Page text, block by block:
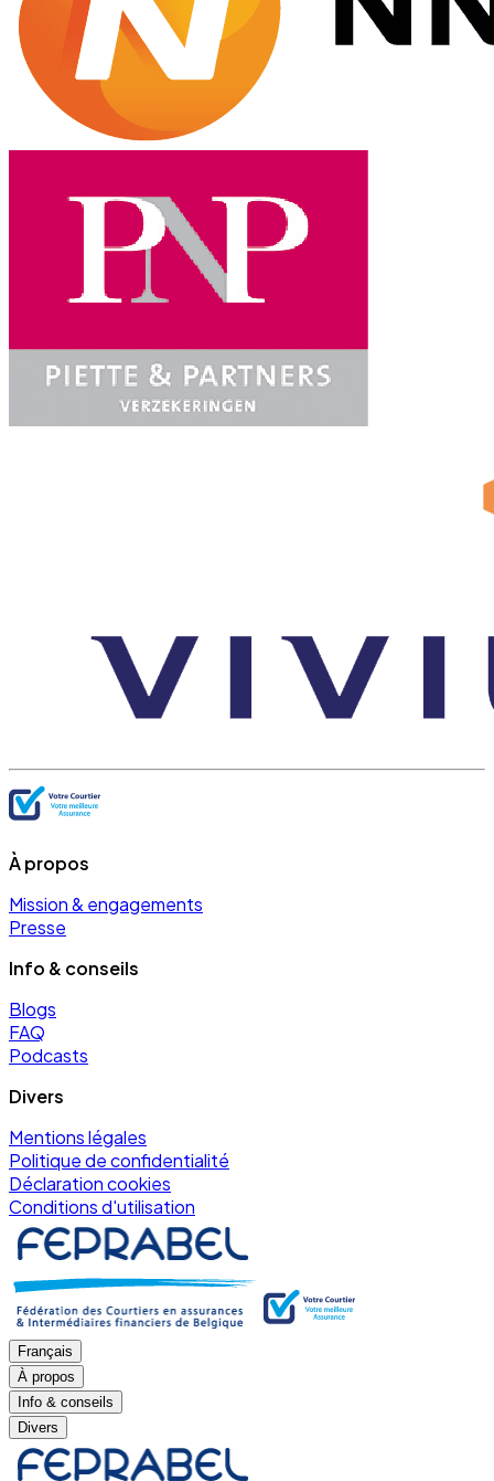
À propos
Mission & engagements
Presse
Info & conseils
Blogs
FAQ
Podcasts
Divers
Mentions légales
Politique de confidentialité
Déclaration cookies
Conditions d'utilisation
Français
À propos
Info & conseils
Divers